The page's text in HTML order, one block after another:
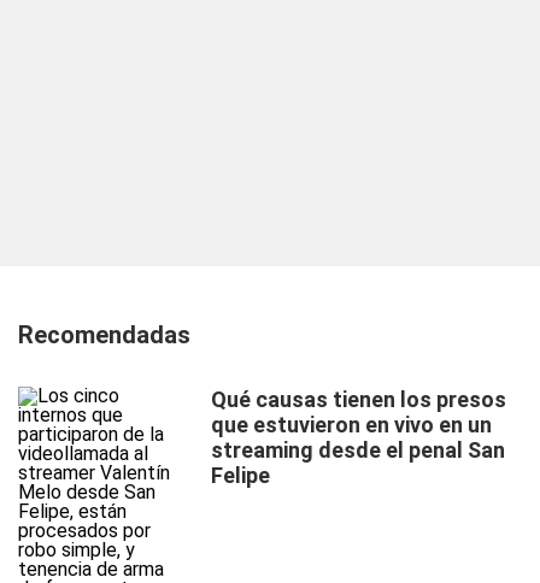
Recomendadas
Qué causas tienen los presos
que estuvieron en vivo en un
streaming desde el penal San
Felipe